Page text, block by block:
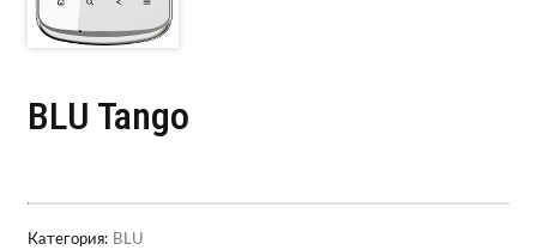
BLU Tango
Категория: BLU